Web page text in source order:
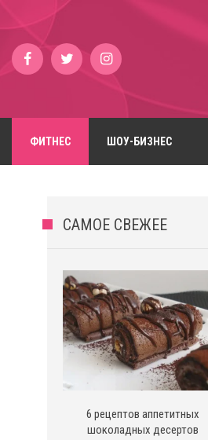
ФИТНЕС ШОУ-БИЗНЕС
САМОЕ СВЕЖЕЕ
6 рецептов аппетитных
шоколадных десертов